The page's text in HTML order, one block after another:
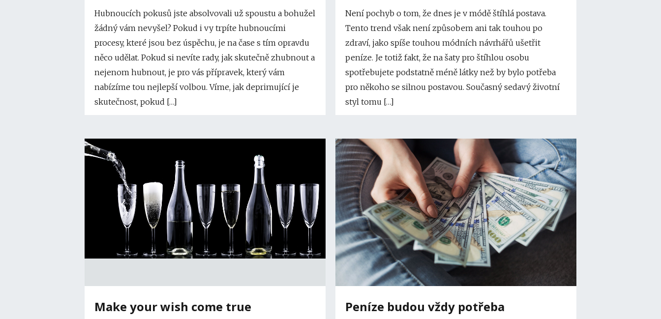
Hubnoucích pokusů jste absolvovali už spoustu a bohužel
žádný vám nevyšel? Pokud i vy trpíte hubnoucími
procesy, které jsou bez úspěchu, je na čase s tím opravdu
něco udělat. Pokud si nevíte rady, jak skutečně zhubnout a
nejenom hubnout, je pro vás přípravek, který vám
nabízíme tou nejlepší volbou. Víme, jak deprimující je
skutečnost, pokud […]
Není pochyb o tom, že dnes je v módě štíhlá postava.
Tento trend však není způsobem ani tak touhou po
zdraví, jako spíše touhou módních návrhářů ušetřit
peníze. Je totiž fakt, že na šaty pro štíhlou osobu
spotřebujete podstatně méně látky než by bylo potřeba
pro někoho se silnou postavou. Současný sedavý životní
styl tomu […]
Make your wish come true Peníze budou vždy potřeba